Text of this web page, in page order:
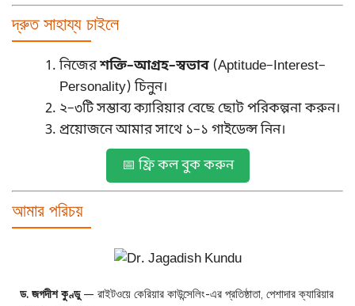
দ্রুত সাহায্য চাইলে
নিজেরশক্তি–আগ্রহ–স্বভাব (Aptitude–Interest–
Personality) চিনুন।
২–৩টি সম্ভাব্য ক্যারিয়ার বেছে ছোট পরিকল্পনা করুন।
প্রয়োজনে আমার সাথে ১–১ গাইডেন্স নিন।
📅 ফ্রি কল বুক করুন
আমার পরিচয়
ড. জগদীশ কুণ্ডু— রাইটওয়ে কেরিয়ার কাউন্সেলিং-এর প্রতিষ্ঠাতা, পেশাদার ক্যারিয়ার